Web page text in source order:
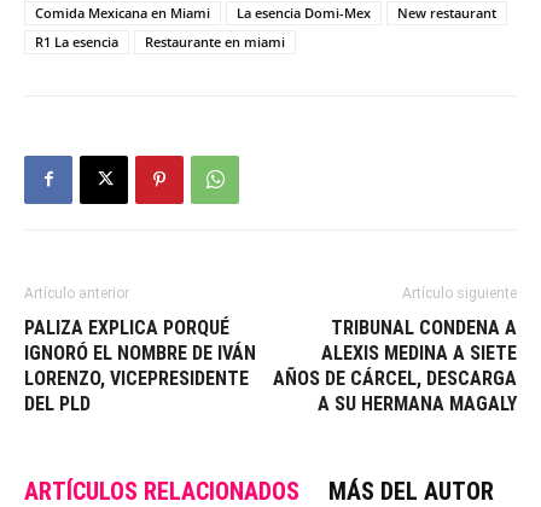
Comida Mexicana en Miami
La esencia Domi-Mex
New restaurant
R1 La esencia
Restaurante en miami
Artículo anterior
PALIZA EXPLICA PORQUÉ
IGNORÓ EL NOMBRE DE IVÁN
LORENZO, VICEPRESIDENTE
DEL PLD
Artículo siguiente
TRIBUNAL CONDENA A
ALEXIS MEDINA A SIETE
AÑOS DE CÁRCEL, DESCARGA
A SU HERMANA MAGALY
ARTÍCULOS RELACIONADOS MÁS DEL AUTOR